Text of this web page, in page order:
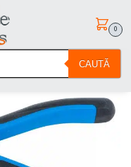
CAUTĂ
0
Comanzi simplu
Patenti si Foarfeci Cleste spitz cu varf indoit, 200 mm, BGS 373